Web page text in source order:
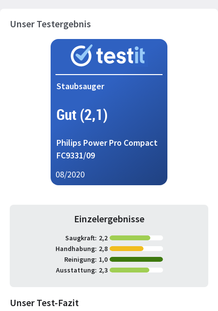
Unser Testergebnis
Staubsauger
Gut (2,1)
Philips Power Pro Compact
FC9331/09
08/2020
Einzelergebnisse
Saugkraft: 2,2
Handhabung: 2,8
Reinigung: 1,0
Ausstattung: 2,3
Unser Test-Fazit